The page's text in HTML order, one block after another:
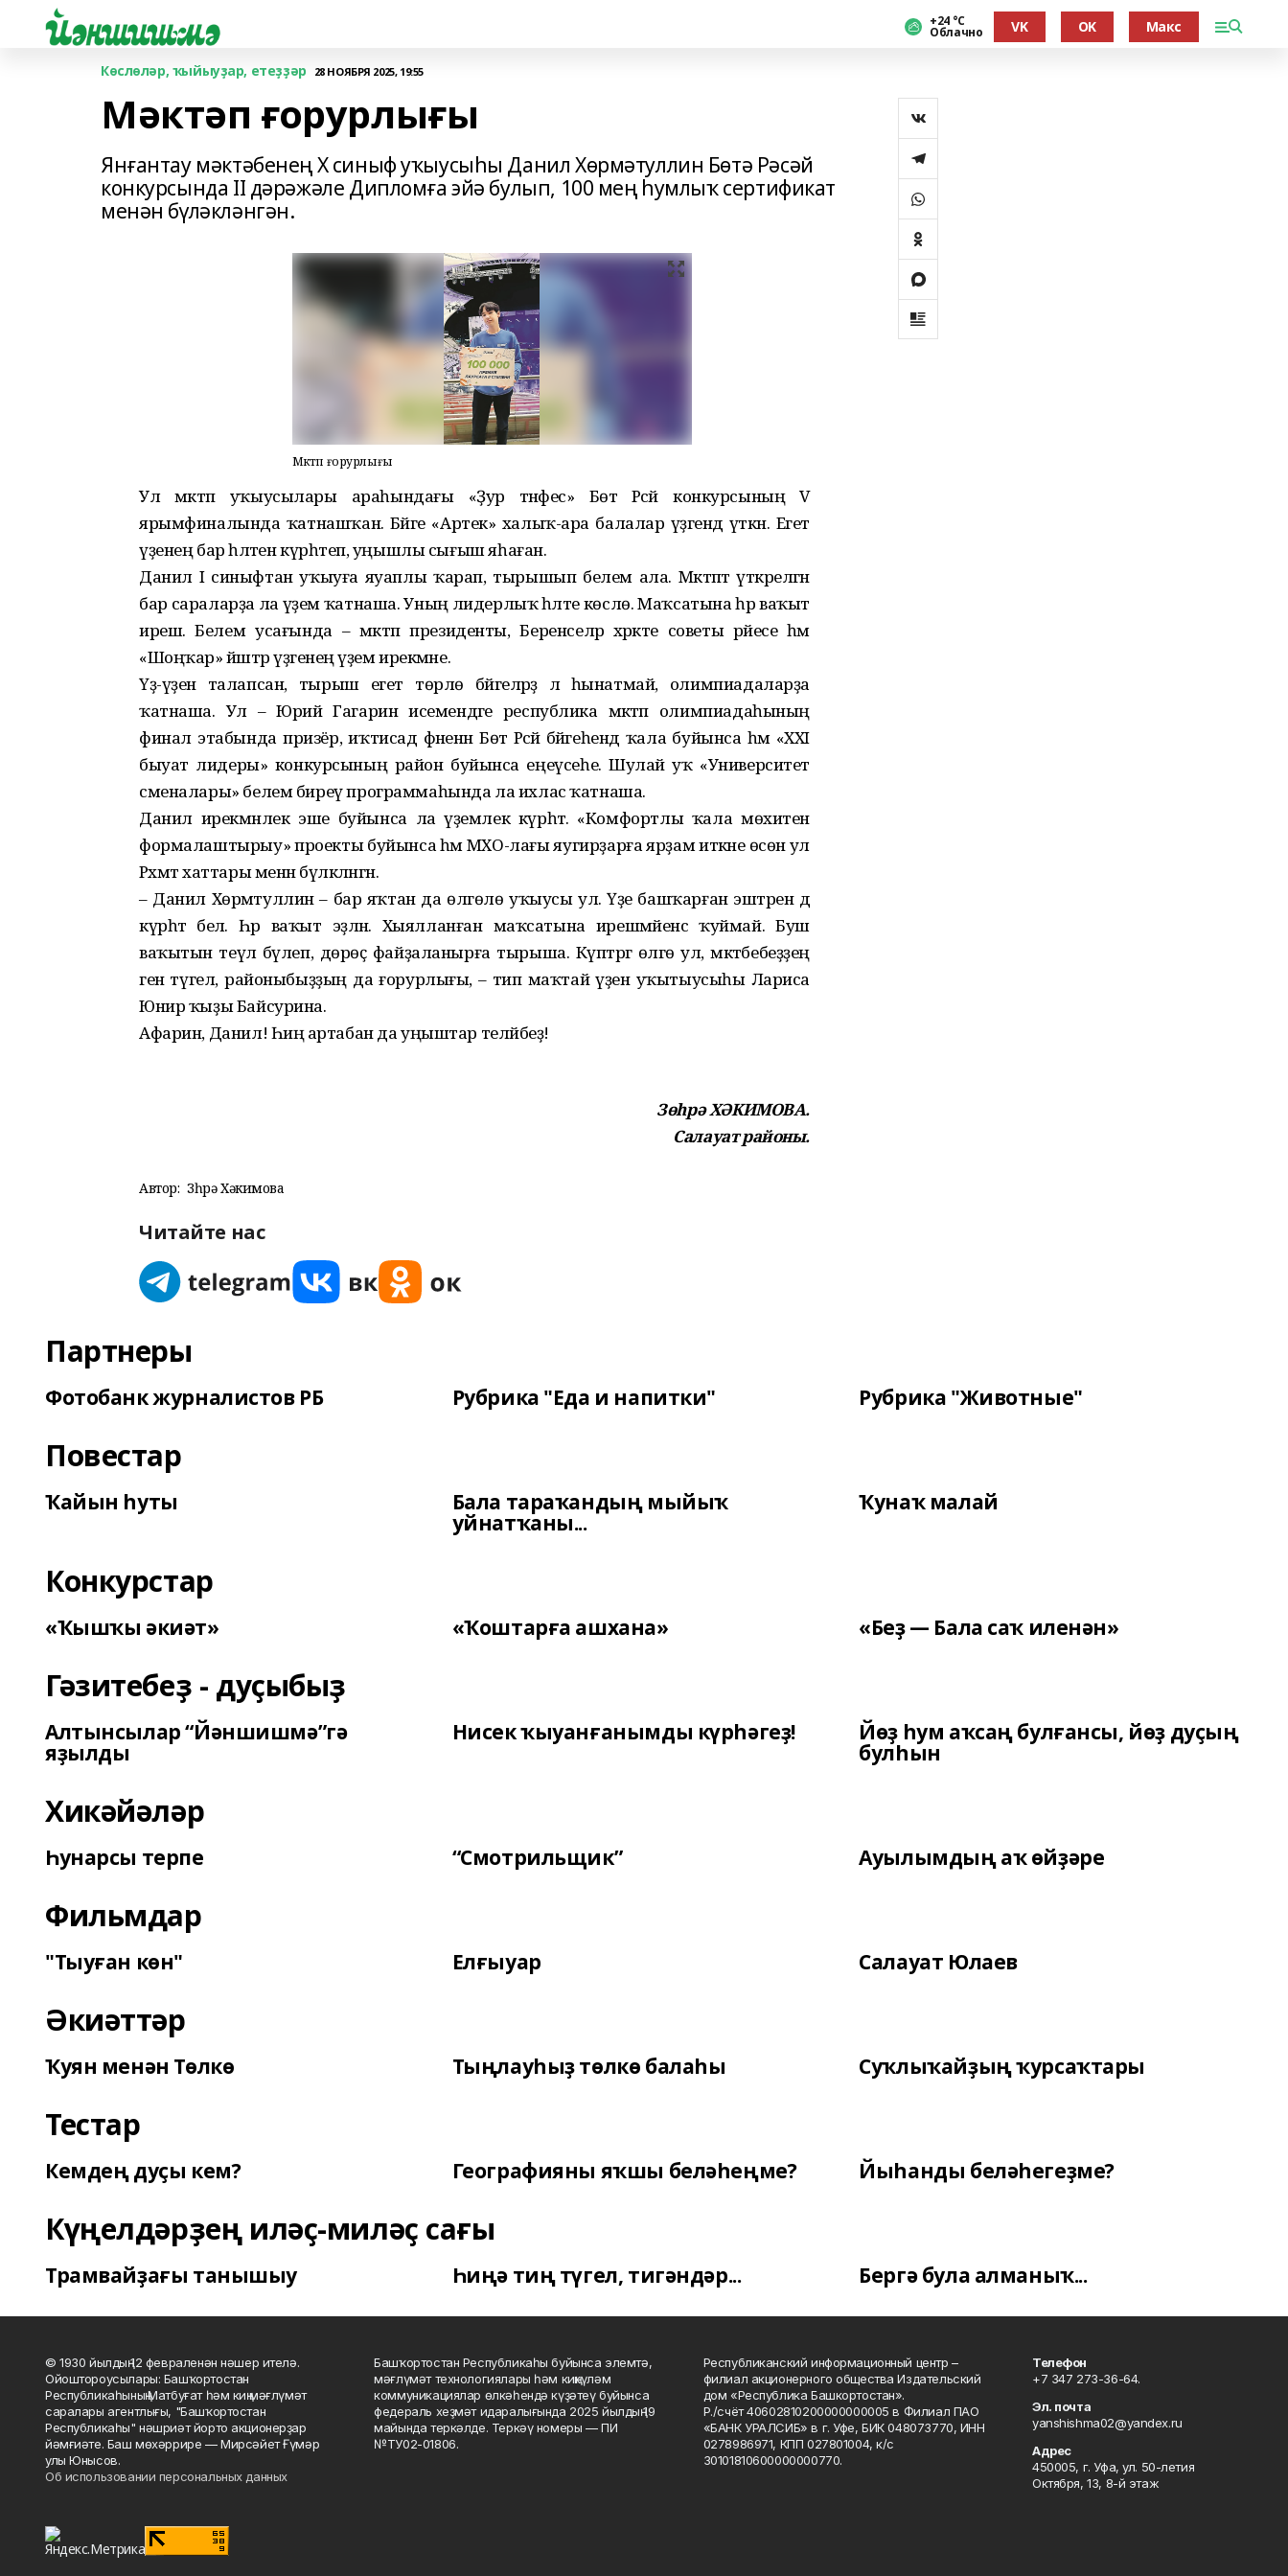
+24 °С
Облачно VK OK Макс
Көслөләр, ҡыйыуҙар, етеҙҙәр 28 НОЯБРЯ 2025, 19:55
Мәктәп ғорурлығы
Янғантау мәктәбенең X синыф уҡыусыһы Данил Хөрмәтуллин Бөтә Рәсәй
конкурсында II дәрәжәле Дипломға эйә булып, 100 мең һумлыҡ сертификат
менән бүләкләнгән.
Мәктәп ғорурлығы
Ул мәктәп уҡыусылары араһындағы «Ҙур тәнәфес» Бөтә Рәсәй конкурсының V
ярымфиналында ҡатнашҡан. Бәйге «Артек» халыҡ-ара балалар үҙәгендә үткән. Егет
үҙенең бар һәләтен күрһәтеп, уңышлы сығыш яһаған.
Данил I синыфтан уҡыуға яуаплы ҡарап, тырышып белем ала. Мәктәптә үткәрелгән
бар сараларҙа ла әүҙем ҡатнаша. Уның лидерлыҡ һәләте көслө. Маҡсатына һәр ваҡыт
ирешә. Белем усағында – мәктәп президенты, Беренселәр хәрәкәте советы рәйесе һәм
«Шоңҡар» йәштәр үҙәгенең әүҙем ирекмәне.
Үҙ-үҙенә талапсан, тырыш егет төрлө бәйгеләрҙә лә һынатмай, олимпиадаларҙа
ҡатнаша. Ул – Юрий Гагарин исемендәге республика мәктәп олимпиадаһының
финал этабында призёр, иҡтисад фәненән Бөтә Рәсәй бәйгеһендә ҡала буйынса һәм «XXI
быуат лидеры» конкурсының район буйынса еңеүсеһе. Шулай уҡ «Университет
сменалары» белем биреү программаһында ла ихлас ҡатнаша.
Данил ирекмәнлек эше буйынса ла әүҙемлек күрһәтә. «Комфортлы ҡала мөхитен
формалаштырыу» проекты буйынса һәм МХО-лағы яугир­ҙарға ярҙам иткәне өсөн ул
Рәхмәт хаттары менән бүләкләнгән.
– Данил Хөрмәтуллин – бар яҡтан да өлгөлө уҡыусы ул. Үҙе башҡарған эштәрен дә
күрһәтә белә. Һәр ваҡыт эҙләнә. Хыялланған маҡсатына ирешмәйенсә ҡуймай. Буш
ваҡытын теүәл бүлеп, дөрөҫ файҙаланырға тырыша. Күптәргә өлгө ул, мәктәбебеҙҙең
генә түгел, районыбыҙҙың да ғорурлығы, – тип маҡтай үҙен уҡытыусыһы Лариса
Юнир ҡыҙы Байсурина.
Афарин, Данил! Һиңә артабан да уңыштар теләйбеҙ!
Зөһрә ХӘКИМОВА.
Салауат районы.
Автор: Зөһрә Хәкимова
Читайте нас
Партнеры
Фотобанк журналистов РБ Рубрика "Еда и напитки" Рубрика "Животные"
Повестар
Ҡайын һуты Бала тараҡандың мыйыҡ
уйнатҡаны...
Ҡунаҡ малай
Конкурстар
«Ҡышҡы әкиәт» «Ҡоштарға ашхана» «Беҙ — Бала саҡ иленән»
Гәзитебеҙ - дуҫыбыҙ
Алтынсылар “Йәншишмә”гә
яҙылды
Нисек ҡыуанғанымды күрһәгеҙ! Йөҙ һум аҡсаң булғансы, йөҙ дуҫың
булһын
Хикәйәләр
Һунарсы терпе “Смотрильщик” Ауылымдың аҡ өйҙәре
Фильмдар
"Тыуған көн" Елғыуар Салауат Юлаев
Әкиәттәр
Ҡуян менән Төлкө Тыңлауһыҙ төлкө балаһы Суҡлыҡайҙың ҡурсаҡтары
Тестар
Кемдең дуҫы кем? Географияны яҡшы беләһеңме? Йыһанды беләһегеҙме?
Күңелдәрҙең иләҫ-миләҫ сағы
Трамвайҙағы танышыу Һиңә тиң түгел, тигәндәр... Бергә була алманыҡ...
© 1930 йылдың 12 февраленән нәшер ителә.
Ойоштороусылары: Башҡортостан
Республикаһының Матбуғат һәм киң мәғлүмәт
саралары агентлығы, "Башҡортостан
Республикаһы" нәшриәт йорто акционерҙар
йәмғиәте. Баш мөхәррире — Мирсәйет Ғүмәр
улы Юнысов.
Об использовании персональных данных
Башҡортостан Республикаһы буйынса элемтә,
мәғлүмәт технологиялары һәм киңкүләм
коммуникациялар өлкәһендә күҙәтеү буйынса
федераль хеҙмәт идаралығында 2025 йылдың 19
майында теркәлде. Теркәү номеры — ПИ
№ТУ02-01806.
Республиканский информационный центр –
филиал акционерного общества Издательский
дом «Республика Башкортостан».
Р./счёт 40602810200000000005 в Филиал ПАО
«БАНК УРАЛСИБ» в г. Уфе, БИК 048073770, ИНН
0278986971, КПП 027801004, к/с
30101810600000000770.
Телефон
+7 347 273-36-64.
Эл. почта
yanshishma02@yandex.ru
Адрес
450005, г. Уфа, ул. 50-летия
Октября, 13, 8-й этаж